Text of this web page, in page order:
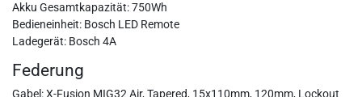
Akku Gesamtkapazität: 750Wh
Bedieneinheit: Bosch LED Remote
Ladegerät: Bosch 4A
Federung
Gabel: X-Fusion MIG32 Air, Tapered, 15x110mm, 120mm, Lockout